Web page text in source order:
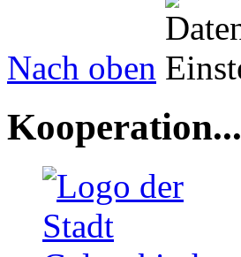
Nach oben
Kooperation...